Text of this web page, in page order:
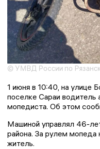
© УМВД России по
1 июня в 10:40, на улице
поселке Сараи
мопедиста. Об этом
Машиной управлял 46-
района. За рулем мопеда
житель.